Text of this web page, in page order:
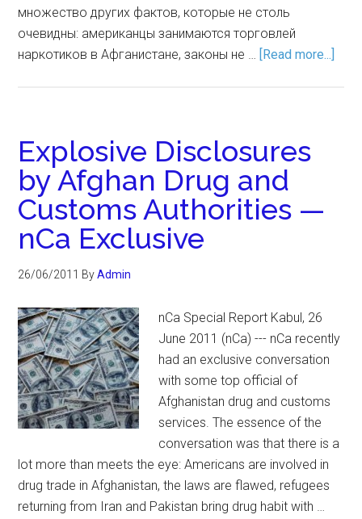
множество других фактов, которые не столь
очевидны: американцы занимаются торговлей
наркотиков в Афганистане, законы не … [Read more...]
Explosive Disclosures
by Afghan Drug and
Customs Authorities —
nCa Exclusive
26/06/2011 ByAdmin
nCa Special Report Kabul, 26
June 2011 (nCa) --- nCa recently
had an exclusive conversation
with some top official of
Afghanistan drug and customs
services. The essence of the
conversation was that there is a
lot more than meets the eye: Americans are involved in
drug trade in Afghanistan, the laws are flawed, refugees
returning from Iran and Pakistan bring drug habit with …